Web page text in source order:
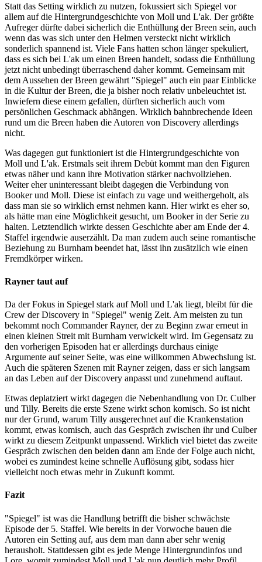
Statt das Setting wirklich zu nutzen, fokussiert sich Spiegel vor
allem auf die Hintergrundgeschichte von Moll und L'ak. Der größte
Aufreger dürfte dabei sicherlich die Enthüllung der Breen sein, auch
wenn das was sich unter den Helmen versteckt nicht wirklich
sonderlich spannend ist. Viele Fans hatten schon länger spekuliert,
dass es sich bei L'ak um einen Breen handelt, sodass die Enthüllung
jetzt nicht unbedingt überraschend daher kommt. Gemeinsam mit
dem Aussehen der Breen gewährt "Spiegel" auch ein paar Einblicke
in die Kultur der Breen, die ja bisher noch relativ unbeleuchtet ist.
Inwiefern diese einem gefallen, dürften sicherlich auch vom
persönlichen Geschmack abhängen. Wirklich bahnbrechende Ideen
rund um die Breen haben die Autoren von Discovery allerdings
nicht.
Was dagegen gut funktioniert ist die Hintergrundgeschichte von
Moll und L'ak. Erstmals seit ihrem Debüt kommt man den Figuren
etwas näher und kann ihre Motivation stärker nachvollziehen.
Weiter eher uninteressant bleibt dagegen die Verbindung von
Booker und Moll. Diese ist einfach zu vage und weithergeholt, als
dass man sie so wirklich ernst nehmen kann. Hier wirkt es eher so,
als hätte man eine Möglichkeit gesucht, um Booker in der Serie zu
halten. Letztendlich wirkte dessen Geschichte aber am Ende der 4.
Staffel irgendwie auserzählt. Da man zudem auch seine romantische
Beziehung zu Burnham beendet hat, lässt ihn zusätzlich wie einen
Fremdkörper wirken.
Rayner taut auf
Da der Fokus in Spiegel stark auf Moll und L'ak liegt, bleibt für die
Crew der Discovery in "Spiegel" wenig Zeit. Am meisten zu tun
bekommt noch Commander Rayner, der zu Beginn zwar erneut in
einen kleinen Streit mit Burnham verwickelt wird. Im Gegensatz zu
den vorherigen Episoden hat er allerdings durchaus einige
Argumente auf seiner Seite, was eine willkommen Abwechslung ist.
Auch die späteren Szenen mit Rayner zeigen, dass er sich langsam
an das Leben auf der Discovery anpasst und zunehmend auftaut.
Etwas deplatziert wirkt dagegen die Nebenhandlung von Dr. Culber
und Tilly. Bereits die erste Szene wirkt schon komisch. So ist nicht
nur der Grund, warum Tilly ausgerechnet auf die Krankenstation
kommt, etwas komisch, auch das Gespräch zwischen ihr und Culber
wirkt zu diesem Zeitpunkt unpassend. Wirklich viel bietet das zweite
Gespräch zwischen den beiden dann am Ende der Folge auch nicht,
wobei es zumindest keine schnelle Auflösung gibt, sodass hier
vielleicht noch etwas mehr in Zukunft kommt.
Fazit
"Spiegel" ist was die Handlung betrifft die bisher schwächste
Episode der 5. Staffel. Wie bereits in der Vorwoche bauen die
Autoren ein Setting auf, aus dem man dann aber sehr wenig
herausholt. Stattdessen gibt es jede Menge Hintergrundinfos und